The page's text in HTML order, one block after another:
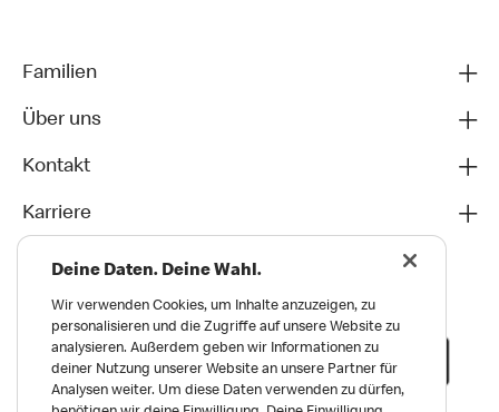
Familien
Über uns
Kontakt
Karriere
Deine Daten. Deine Wahl.
Wir verwenden Cookies, um Inhalte anzuzeigen, zu
personalisieren und die Zugriffe auf unsere Website zu
analysieren. Außerdem geben wir Informationen zu
deiner Nutzung unserer Website an unsere Partner für
Analysen weiter. Um diese Daten verwenden zu dürfen,